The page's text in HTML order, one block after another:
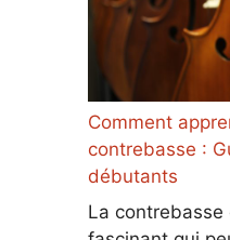
Comment
contrebasse :
débutants
La